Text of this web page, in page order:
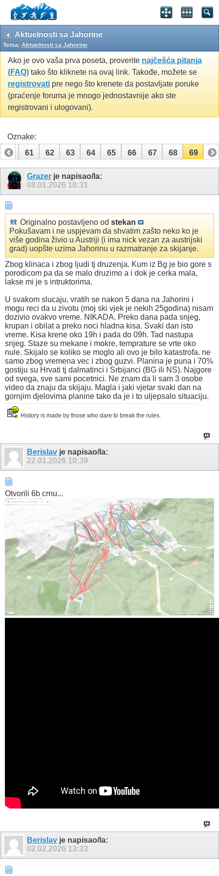
Aktuelnosti sa Jahorine
Tema: Aktuelnosti sa Jahorine
Ako je ovo vaša prva poseta, proverite najčešća pitanja
(FAQ) tako što kliknete na ovaj link. Takođe, možete se
registrovati pre nego što krenete da postavljate poruke
(praćenje foruma je mnogo jednostavnije ako ste
registrovani i ulogovani).
Oznake:
60
61 62 63 64 65 66 67 68 69
Grazer je napisao/la:
08.01.2026 10:31
Originalno postavljeno od stekan
Pokušavam i ne uspjevam da shvatim zašto neko ko je
više godina živio u Austriji (i ima nick vezan za austrijski
grad) uopšte uzima Jahorinu u razmatranje za skijanje.
Zbog klinaca i zbog ljudi tj druzenja. Kum iz Bg je bio gore s
porodicom pa da se malo druzimo a i dok je cerka mala,
lakse mi je s intruktorima.
U svakom slucaju, vratih se nakon 5 dana na Jahorini i
mogu reci da u zivotu (moj ski vjek je nekih 25godina) nisam
dozivio ovakvo vreme. NIKADA. Preko dana pada snjeg,
krupan i obilat a preko noci hladna kisa. Svaki dan isto
vreme. Kisa krene oko 19h i pada do 09h. Tad nastupa
snjeg. Staze su mekane i mokre, temprature se vrte oko
nule. Skijalo se koliko se moglo ali ovo je bilo katastrofa. ne
samo zbog vremena vec i zbog guzvi. Planina je puna i 70%
gostiju su Hrvati tj dalmatinci i Srbijanci (BG ili NS). Najgore
od svega, sve sami pocetnici. Ne znam da li sam 3 osobe
video da znaju da skijaju. Magla i jaki vjetar svaki dan na
gornjim djelovima planine tako da je i to uljepsalo situaciju.
History is made by those who dare to break the rules.
Berislav je napisao/la:
22.01.2026 10:39
Otvorili 6b crnu...
Berislav je napisao/la:
02.02.2026 13:33